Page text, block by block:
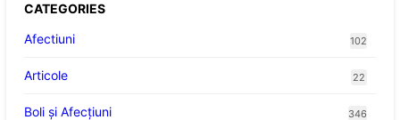
CATEGORIES
Afectiuni
102
Articole 22
Boli și Afecțiuni 346